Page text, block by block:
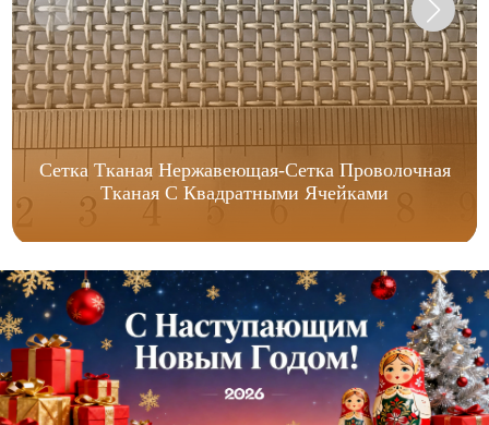
Сетка Тканая Нержавеющая-Сетка Проволочная
Тканая С Квадратными Ячейками